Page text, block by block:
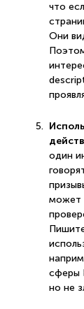
что
Они
один
может
сферы
но не